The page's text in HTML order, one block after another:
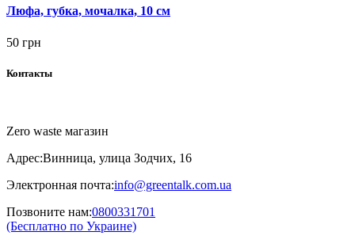
Люфа, губка, мочалка, 10 см
50 грн
Контакты
Zero waste магазин
Адрес:Винница, улица Зодчих, 16
Электронная почта:info@greentalk.com.ua
Позвоните нам:0800331701
(Бесплатно по Украине)